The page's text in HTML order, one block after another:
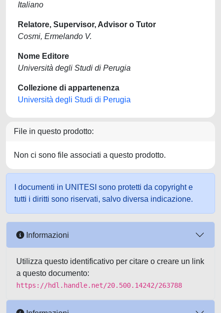
Italiano
Relatore, Supervisor, Advisor o Tutor
Cosmi, Ermelando V.
Nome Editore
Università degli Studi di Perugia
Collezione di appartenenza
Università degli Studi di Perugia
File in questo prodotto:
Non ci sono file associati a questo prodotto.
I documenti in UNITESI sono protetti da copyright e
tutti i diritti sono riservati, salvo diversa indicazione.
Informazioni
Utilizza questo identificativo per citare o creare un link
a questo documento:
https://hdl.handle.net/20.500.14242/263788